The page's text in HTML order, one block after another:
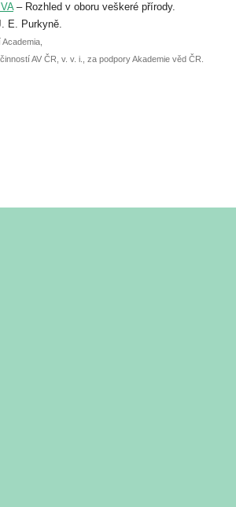
přednášky nebo
června.
– Rozhled v oboru veškeré přírody.
E. Purkyně.
AV ČR, v. v. i., za podpory Akademie věd ČR.